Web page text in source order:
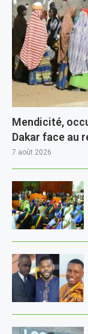
Mendicité,
Dakar face au
7 août 2026